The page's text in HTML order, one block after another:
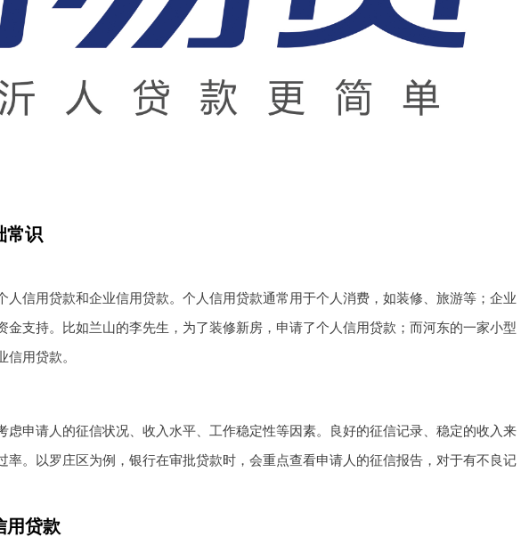
常识
人信用贷款和企业信用贷款。个人信用贷款通常用于个人消费，如装修、旅游等；企业
金支持。比如兰山的李先生，为了装修新房，申请了个人信用贷款；而河东的一家小型
信用贷款。
虑申请人的征信状况、收入水平、工作稳定性等因素。良好的征信记录、稳定的收入来
率。以罗庄区为例，银行在审批贷款时，会重点查看申请人的征信报告，对于有不良记
用贷款